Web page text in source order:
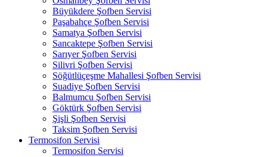
Büyükdere Şofben Servisi
Paşabahçe Şofben Servisi
Samatya Şofben Servisi
Sancaktepe Şofben Servisi
Sarıyer Şofben Servisi
Silivri Şofben Servisi
Söğütlüçeşme Mahallesi Şofben Servisi
Suadiye Şofben Servisi
Balmumcu Şofben Servisi
Göktürk Şofben Servisi
Şişli Şofben Servisi
Taksim Şofben Servisi
Termosifon Servisi
Termosifon Servisi